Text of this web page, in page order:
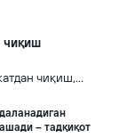
чиқиш
чиқиш,
янги
– тадқиқот